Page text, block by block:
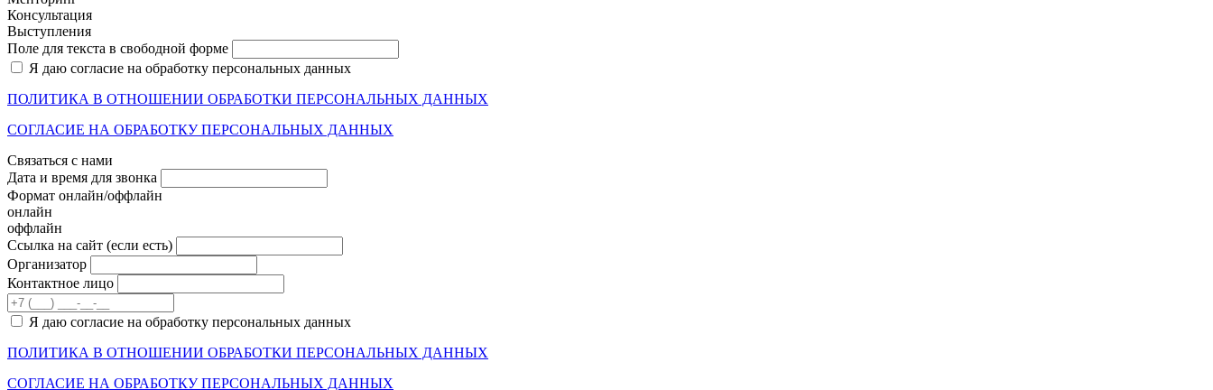
Консультация
Выступления
Поле для текста в свободной форме
Я даю согласие на обработку персональных данных
ПОЛИТИКА В ОТНОШЕНИИ ОБРАБОТКИ ПЕРСОНАЛЬНЫХ ДАННЫХ
СОГЛАСИЕ НА ОБРАБОТКУ ПЕРСОНАЛЬНЫХ ДАННЫХ
Связаться с нами
Дата и время для звонка
Формат онлайн/оффлайн
онлайн
оффлайн
Cсылка на сайт (если есть)
Организатор
Контактное лицо
Я даю согласие на обработку персональных данных
ПОЛИТИКА В ОТНОШЕНИИ ОБРАБОТКИ ПЕРСОНАЛЬНЫХ ДАННЫХ
СОГЛАСИЕ НА ОБРАБОТКУ ПЕРСОНАЛЬНЫХ ДАННЫХ